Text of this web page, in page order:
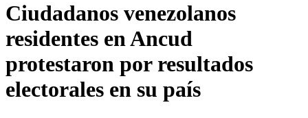
Ciudadanos venezolanos
residentes en Ancud
protestaron por resultados
electorales en su país